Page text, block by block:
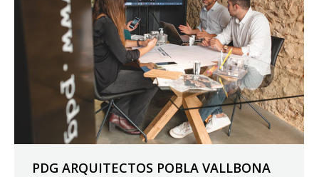
PDG ARQUITECTOS POBLA VALLBONA